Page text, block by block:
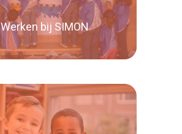
Werken bij SIMON